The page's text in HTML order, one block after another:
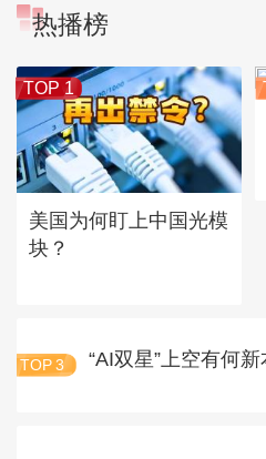
热播榜
TOP 1
美国为何盯上中国光模
块？
TOP 3 “AI双星”上空有何新